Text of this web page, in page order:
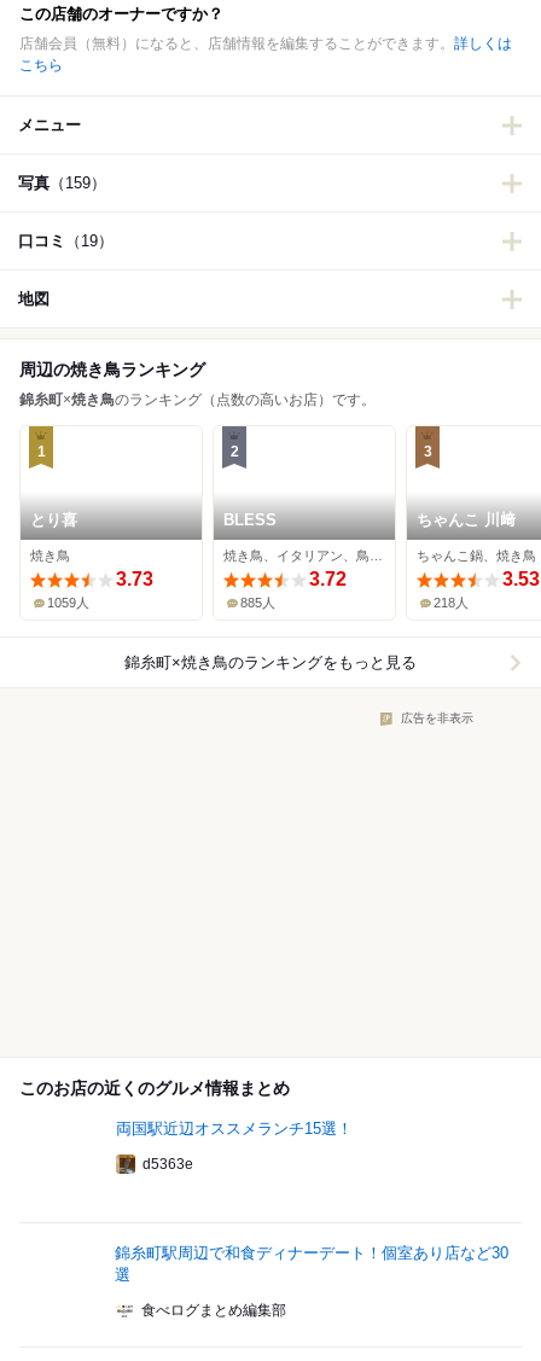
この店舗のオーナーですか？
店舗会員（無料）になると、店舗情報を編集することができます。 詳しくは
こちら
メニュー
写真 （159）
口コミ （19）
地図
周辺の焼き鳥ランキング
錦糸町×焼き鳥のランキング（点数の高いお店）です。
1
とり喜
焼き鳥
3.73
1059人
2
BLESS
3.72
885人
3
ちゃんこ 川﨑
ちゃんこ鍋、焼き鳥
3.53
218人
錦糸町×焼き鳥のランキングをもっと見る
広告を非表示
このお店の近くのグルメ情報まとめ
両国駅近辺オススメランチ15選！
d5363e
錦糸町駅周辺で和食ディナーデート！個室あり店など30
選
食べログまとめ編集部